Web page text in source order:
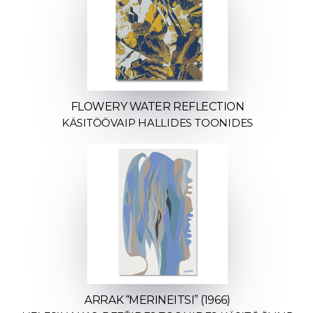
FLOWERY WATER REFLECTION
KÄSITÖÖVAIP HALLIDES TOONIDES
ARRAK “MERINEITSI” (1966)